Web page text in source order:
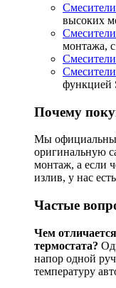
высоких
монтажа,
функцией
Почему
Мы
оригинальную
монтаж, а если
излив, у нас
Частые
Чем
термостата?
напор одной
температуру